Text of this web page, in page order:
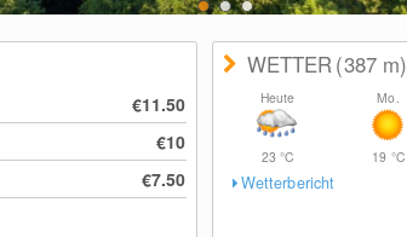
€11.50
€10
€7.50
WETTER(387 m)
Heute
23°C
Mo.
19 °C
Wetterbericht